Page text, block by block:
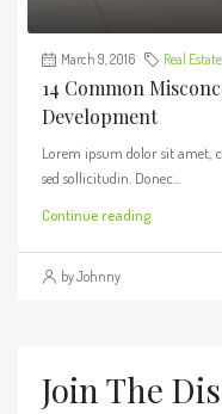
March 9, 2016 Real Estate
14 Common
Development
Lorem ipsum dolor sit amet,
sed sollicitudin. Donec...
Continue reading
by Johnny
Join The